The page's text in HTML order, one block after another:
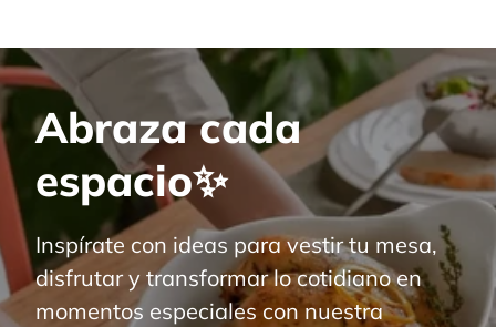
Abraza cada
espacio✨
Inspírate con ideas para vestir tu mesa,
disfrutar y transformar lo cotidiano en
momentos especiales con nuestra